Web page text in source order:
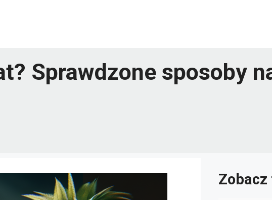
Sprawdzone sposoby
Zobacz